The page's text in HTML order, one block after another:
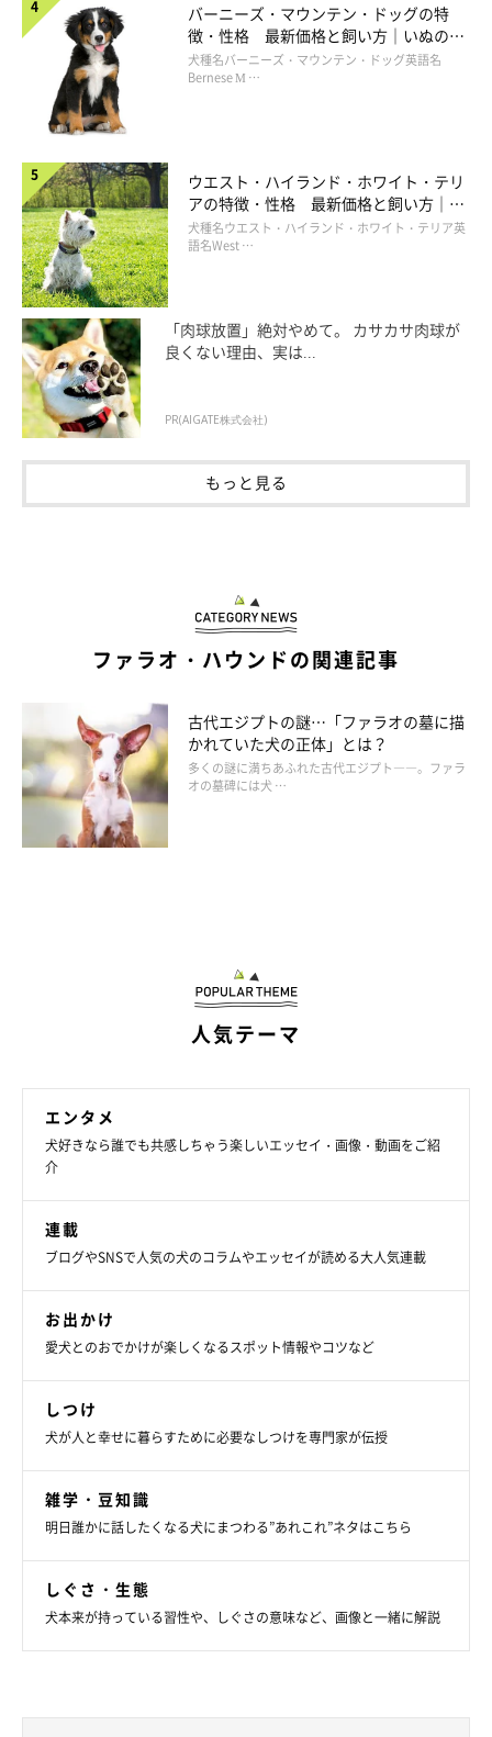
バーニーズ・マウンテン・ドッグの特
徴・性格 最新価格と飼い方｜いぬのき
もち 犬図鑑
犬種名バーニーズ・マウンテン・ドッグ英語名
Bernese M …
ウエスト・ハイランド・ホワイト・テリ
アの特徴・性格 最新価格と飼い方｜い
ぬのきもち 犬図鑑
犬種名ウエスト・ハイランド・ホワイト・テリア英
語名West …
「肉球放置」絶対やめて。 カサカサ肉球が
良くない理由、実は...
PR(AIGATE株式会社)
もっと見る
ファラオ・ハウンドの関連記事
古代エジプトの謎…「ファラオの墓に描
かれていた犬の正体」とは？
多くの謎に満ちあふれた古代エジプト――。ファラ
オの墓碑には犬 …
人気テーマ
エンタメ
犬好きなら誰でも共感しちゃう楽しいエッセイ・画像・動画をご紹
介
連載
ブログやSNSで人気の犬のコラムやエッセイが読める大人気連載
お出かけ
愛犬とのおでかけが楽しくなるスポット情報やコツなど
しつけ
犬が人と幸せに暮らすために必要なしつけを専門家が伝授
雑学・豆知識
明日誰かに話したくなる犬にまつわる”あれこれ”ネタはこちら
しぐさ・生態
犬本来が持っている習性や、しぐさの意味など、画像と一緒に解説